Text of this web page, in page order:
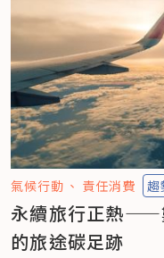
氣候行動 責任消費 趨
永續旅行正熱——
的旅途碳足跡